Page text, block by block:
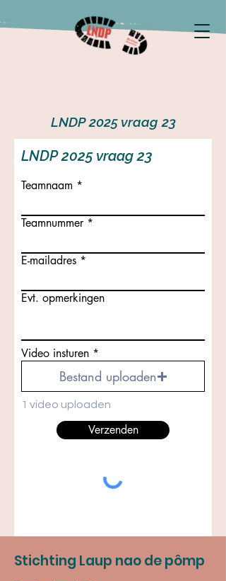
LNDP 2025 vraag 23
LNDP 2025 vraag 23
Teamnaam
Teamnummer
E-mailadres
Evt. opmerkingen
Video insturen
Bestand uploaden
1 video uploaden
Verzenden
Stichting Laup nao de pômp